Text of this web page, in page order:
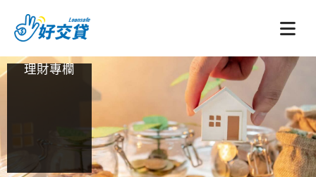
要
內
理財專欄